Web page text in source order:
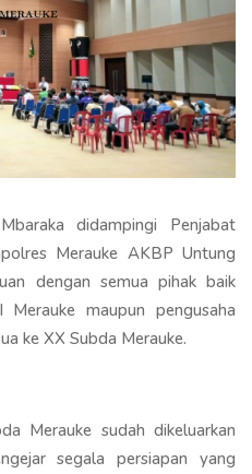
didampingi Penjabat
Merauke AKBP Untung
dengan semua pihak baik
maupun pengusaha
ke XX Subda Merauke.
Merauke sudah dikeluarkan
segala persiapan yang